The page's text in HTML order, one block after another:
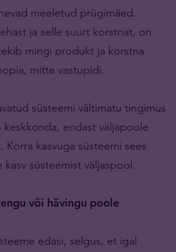
meeletud prügimäed.
ja selle suurt korstnat, on
mingi produkt ja korstna
mitte vastupidi.
süsteemi vältimatu tingimus
endast väljapoole
Korra kasvuga süsteemi sees
kasv süsteemist väljaspool.
või hävingu poole
edasi, selgus, et igal